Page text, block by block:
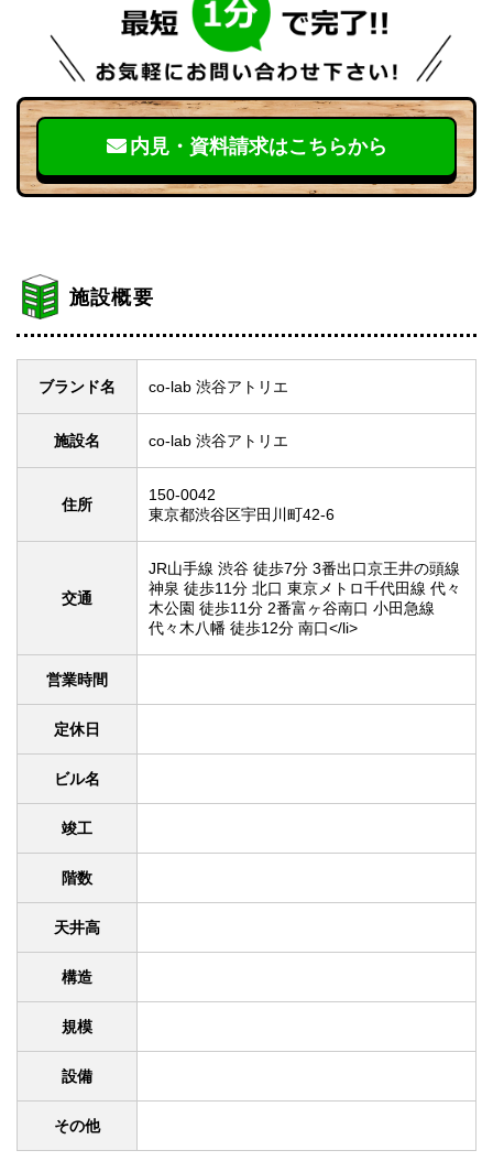
内見・資料請求はこちらから
施設概要
ブランド名 co-lab 渋谷アトリエ
施設名 co-lab 渋谷アトリエ
住所
150-0042
東京都渋谷区宇田川町42-6
交通
JR山手線 渋谷 徒歩7分 3番出口京王井の頭線
神泉 徒歩11分 北口 東京メトロ千代田線 代々
木公園 徒歩11分 2番富ヶ谷南口 小田急線
代々木八幡 徒歩12分 南口</li>
営業時間
定休日
ビル名
竣工
階数
天井高
構造
規模
設備
その他